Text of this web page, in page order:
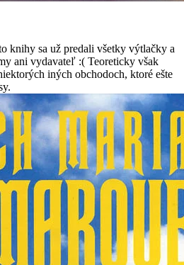
knihy sa už predali všetky výtlačky a
ani vydavateľ :( Teoreticky však
iných obchodoch, ktoré ešte